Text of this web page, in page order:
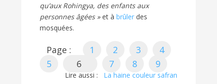
qu’aux Rohingya, des enfants aux
personnes âgées »et à brûler des
mosquées.
Lire aussi : La haine couleur safran
Page : 1 2 3
4
5
6 7 8 9